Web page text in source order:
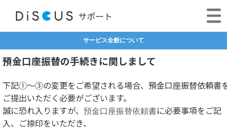
サービス全般について
預金口座振替の手続きに関しまして
下記①～③の変更をご希望される場合、預金口座振替依頼書
ご提出いただく必要がございます。
誠に恐れ入りますが、 預金口座振替依頼書に必要事項をご記
入、ご捺印をいただき、